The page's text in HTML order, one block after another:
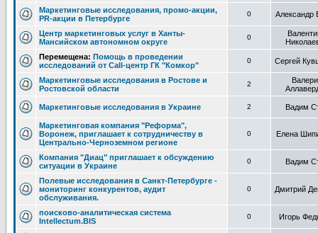
Маркетинговые исследования, промо-акции,
PR-акции в Петербурге
0 Александр
Центр маркетинговых услуг в Ханты-
Мансийском автономном округе
0
Перемещена: Помощь в проведении
исследований от Call-центр ГК "Комкор"
0 Сергей
Маркетинговые исследования в Ростове и
Ростовской области
2
Маркетинговые исследования в Украине 2 Вадим
Маркетинговая компания "Реформа",
Воронеж, приглашает к сотрудничеству в
Центрально-Черноземном регионе
0 Елена
Компания "Диац" приглашает к обсуждению
ситуации в Украине
0 Вадим
Полевые исследования в Санкт-Петербурге -
мониторинг конкурентов, аудит
обслуживания.
0 Дмитрий
поисково-аналитическая система
Intellectum.BIS
0 Игорь